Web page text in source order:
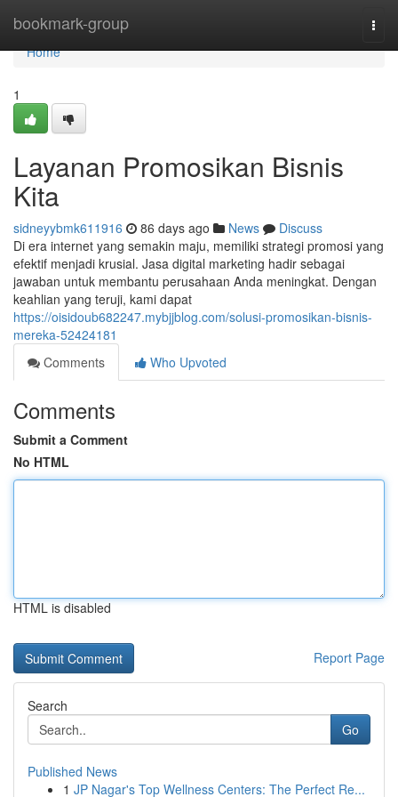
bookmark-group
Home
Home
1
Layanan Promosikan Bisnis
Kita
sidneyybmk611916 86 days ago News
Discuss
Di era internet yang semakin maju, memiliki strategi promosi yang
efektif menjadi krusial. Jasa digital marketing hadir sebagai
jawaban untuk membantu perusahaan Anda meningkat. Dengan
keahlian yang teruji, kami dapat
https://oisidoub682247.mybjjblog.com/solusi-promosikan-bisnis-
mereka-52424181
Comments
Who Upvoted
Comments
Submit a Comment
No HTML
HTML is disabled
Report Page
Search
Go
Published News
1 JP Nagar's Top Wellness Centers: The Perfect Re...